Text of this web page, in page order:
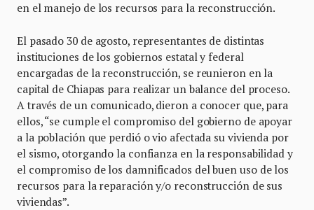
en el manejo de los recursos para la reconstrucción.
El pasado 30 de agosto, representantes de distintas
instituciones de los gobiernos estatal y federal
encargadas de la reconstrucción, se reunieron en la
capital de Chiapas para realizar un balance del proceso.
A través de un comunicado, dieron a conocer que, para
ellos, “se cumple el compromiso del gobierno de apoyar
a la población que perdió o vio afectada su vivienda por
el sismo, otorgando la confianza en la responsabilidad y
el compromiso de los damnificados del buen uso de los
recursos para la reparación y/o reconstrucción de sus
viviendas”.